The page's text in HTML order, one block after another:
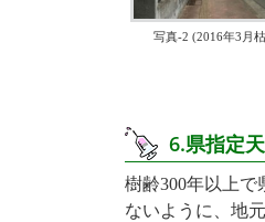
写真-2 (2016年3月
6.県指定
樹齢300年以上
ないように、地